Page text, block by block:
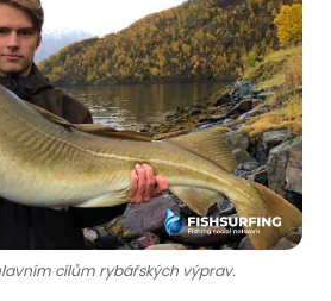
cílům rybářských výprav.